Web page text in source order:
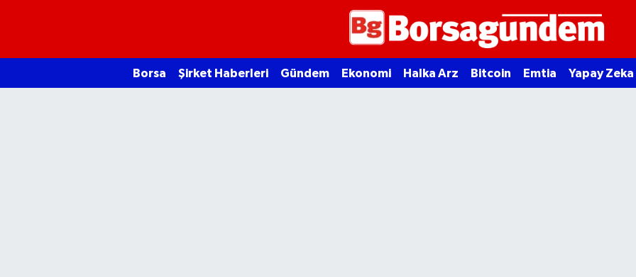
Borsa Şirket Haberleri Gündem Ekonomi Halka Arz Bitcoin Emtia Yapay Zeka
Ekonomi